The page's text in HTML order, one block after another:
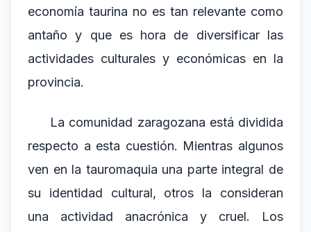
economía taurina no es tan relevante como
antaño y que es hora de diversificar las
actividades culturales y económicas en la
provincia.
La comunidad zaragozana está dividida
respecto a esta cuestión. Mientras algunos
ven en la tauromaquia una parte integral de
su identidad cultural, otros la consideran
una actividad anacrónica y cruel. Los